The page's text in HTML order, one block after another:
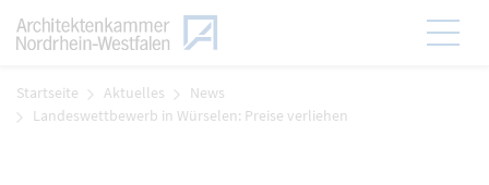
Zum Menü
Startseite Aktuelles
News
Landeswettbewerb in Würselen: Preise verliehen